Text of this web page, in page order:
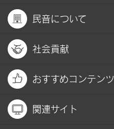
民音について
社会貢献
おすすめコンテンツ
関連サイト